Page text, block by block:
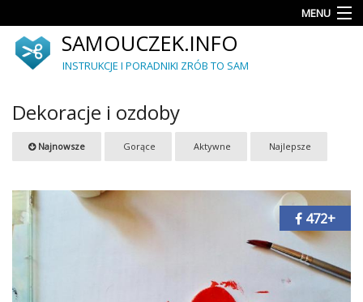
MENU
Porady
dodatki
Upcykling
Dekoracje
i
Meble
SAMOUCZEK.INFO
INSTRUKCJE I PORADNIKI ZRÓB TO SAM
Dekoracje i ozdoby
Najnowsze Gorące Aktywne Najlepsze
472+